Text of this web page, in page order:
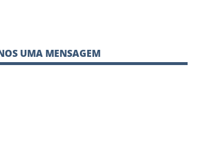
UMA MENSAGEM